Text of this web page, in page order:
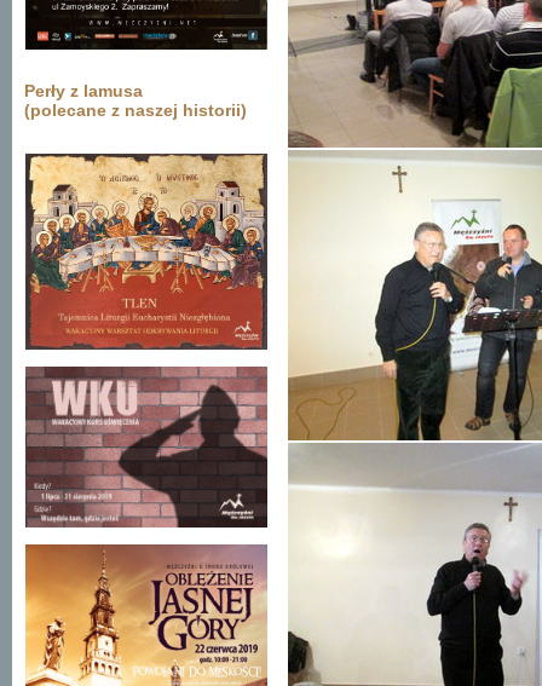
Perły z lamusa
(polecane z naszej historii)